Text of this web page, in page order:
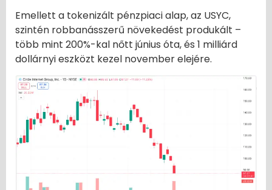
Emellett a tokenizált pénzpiaci alap, az USYC,
szintén robbanásszerű növekedést produkált –
több mint 200%-kal nőtt június óta, és 1 milliárd
dollárnyi eszközt kezel november elejére.